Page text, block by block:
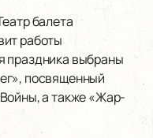
балета
работы
праздника выбраны
посвященный
а также «Жар-